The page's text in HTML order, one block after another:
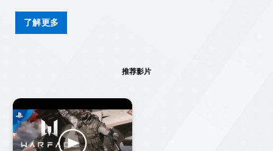
了解更多
推荐影片